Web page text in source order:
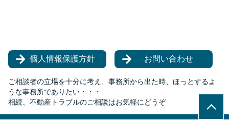
個人情報保護方針 お問い合わせ
ご相談者の立場を十分に考え、事務所から出た時、ほっとするよ
うな事務所でありたい・・・
相続、不動産トラブルのご相談はお気軽にどうぞ